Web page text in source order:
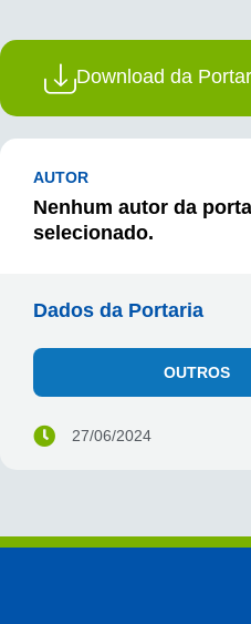
Download da
AUTOR
Nenhum autor da
selecionado.
Dados da Portaria
OUTROS
27/06/2024